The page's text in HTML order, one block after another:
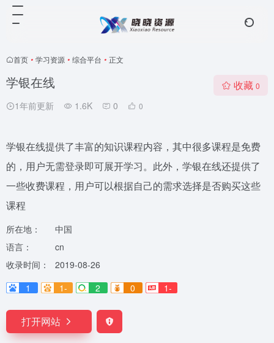
首页 • 学习资源 • 综合平台 • 正文
学银在线
1年前更新 1.6K 0 0
收藏 0
学银在线提供了丰富的知识课程内容，其中很多课程是免费
的，用户无需登录即可展开学习‌。此外，学银在线还提供了
一些收费课程，用户可以根据自己的需求选择是否购买这些
课程‌
所在地：
中国
语言：
cn
收录时间：
2019-08-26
1
1- 2 0 1-
打开网站